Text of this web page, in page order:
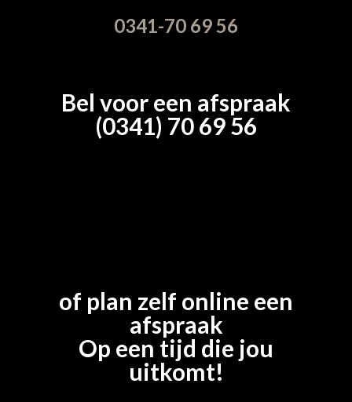
0341-70 69 56
Bel voor een afspraak
(0341) 70 69 56
of plan zelf online een
afspraak
Op een tijd die jou
uitkomt!